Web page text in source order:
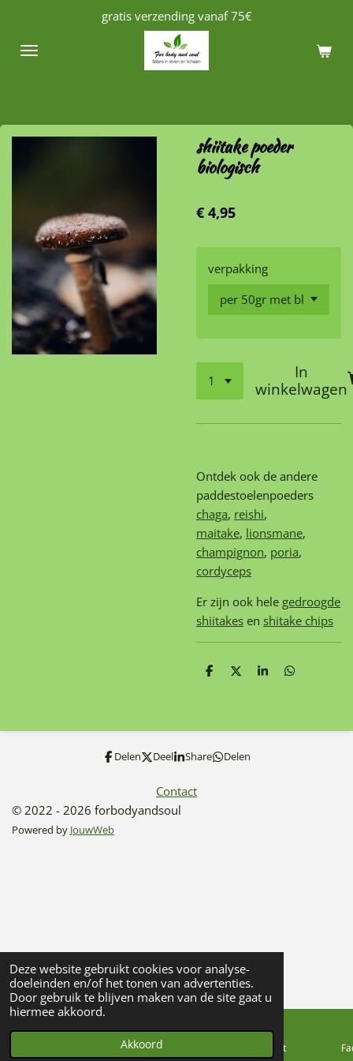
Deze website gebruikt cookies voor analyse-
doeleinden en/of het tonen van advertenties.
Door gebruik te blijven maken van de site gaat u
hiermee akkoord.
Akkoord
naar
gratis verzending vanaf 75€
shiitake poeder
biologisch
€ 4,95
verpakking
In
winkelwagen
Ontdek ook de andere
paddestoelenpoeders
chaga, reishi,
maitake, lionsmane,
champignon, poria,
cordyceps
Er zijn ook hele gedroogde
shiitakes en shitake chips
D
D
S
D
Delen Deel Share Delen
Contact
© 2022 - 2026 forbodyandsoul
Powered by JouwWeb
Telefoonnummer Kaart